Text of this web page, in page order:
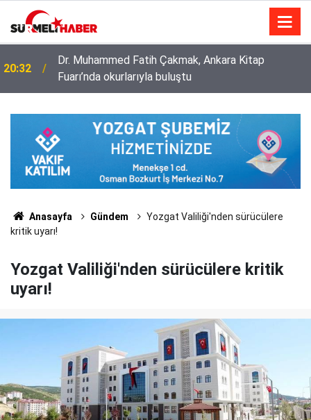
20:32
Dr. Muhammed Fatih Çakmak, Ankara Kitap
Fuarı’nda okurlarıyla buluştu
14:52
Diyanet İşleri Başkanlığı ile Türkiye Diyanet Vakfı
milyonları sevindirdi
Anasayfa Gündem
Yozgat Valiliği'nden sürücülere
kritik uyarı!
Yozgat Valiliği'nden sürücülere kritik
uyarı!